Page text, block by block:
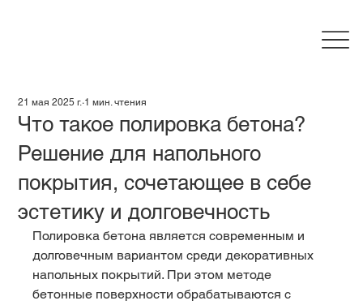
Что такое полировка бетона?
Решение для напольного
покрытия, сочетающее в себе
эстетику и долговечность
21 мая 2025 г. 1 мин. чтения
Полировка бетона является современным и
долговечным вариантом среди декоративных
напольных покрытий. При этом методе
бетонные поверхности обрабатываются с